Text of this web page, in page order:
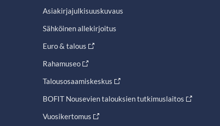
Asiakirjajulkisuuskuvaus
Sähköinen allekirjoitus
Euro & talous
Rahamuseo
Talousosaamiskeskus
BOFIT Nousevien talouksien tutkimuslaitos
Vuosikertomus